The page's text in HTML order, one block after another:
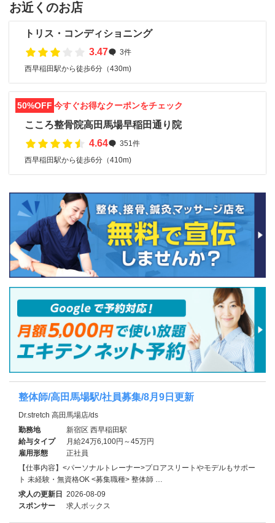
お近くのお店
トリス・コンディショニング
3.47
3件
西早稲田駅から徒歩6分（430m)
50%OFF 今すぐお得なクーポンをチェック
こころ整骨院高田馬場早稲田通り院
4.64
351件
西早稲田駅から徒歩6分（410m)
整体師/高田馬場駅/社員募集/8月9日更新
Dr.stretch 高田馬場店/ds
勤務地
新宿区 西早稲田駅
給与タイプ
月給24万6,100円～45万円
雇用形態
正社員
【仕事内容】<パーソナルトレーナー>プロアスリートやモデルもサポー
ト 未経験・無資格OK <募集職種> 整体師 …
求人の更新日 2026-08-09
スポンサー
求人ボックス